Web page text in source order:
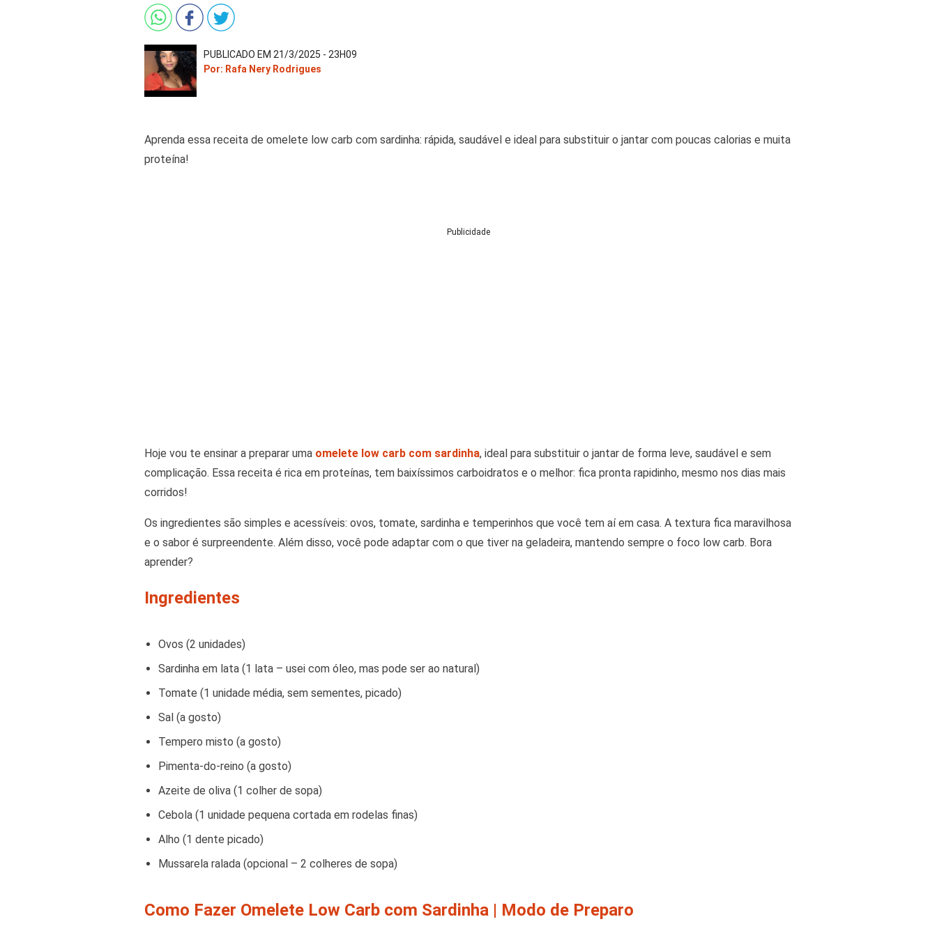
PUBLICADO EM 21/3/2025 - 23H09
Por: Rafa Nery Rodrigues
Aprenda essa receita de omelete low carb com sardinha: rápida, saudável e ideal para substituir o jantar com poucas calorias e muita
proteína!
Publicidade
Hoje vou te ensinar a preparar uma omelete low carb com sardinha, ideal para substituir o jantar de forma leve, saudável e sem
complicação. Essa receita é rica em proteínas, tem baixíssimos carboidratos e o melhor: fica pronta rapidinho, mesmo nos dias mais
corridos!
Os ingredientes são simples e acessíveis: ovos, tomate, sardinha e temperinhos que você tem aí em casa. A textura fica maravilhosa
e o sabor é surpreendente. Além disso, você pode adaptar com o que tiver na geladeira, mantendo sempre o foco low carb. Bora
aprender?
Ingredientes
Ovos (2 unidades)
Sardinha em lata (1 lata – usei com óleo, mas pode ser ao natural)
Tomate (1 unidade média, sem sementes, picado)
Sal (a gosto)
Tempero misto (a gosto)
Pimenta-do-reino (a gosto)
Azeite de oliva (1 colher de sopa)
Cebola (1 unidade pequena cortada em rodelas finas)
Alho (1 dente picado)
Mussarela ralada (opcional – 2 colheres de sopa)
Como Fazer Omelete Low Carb com Sardinha | Modo de Preparo